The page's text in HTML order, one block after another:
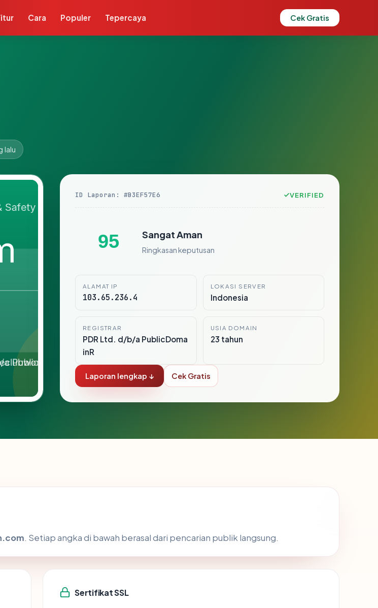
Cara Populer Tepercaya Cek Gratis
lalu
ID Laporan: #B3EF57E6 VERIFIED
95 Sangat Aman
Ringkasan keputusan
ALAMAT IP
103.65.236.4
LOKASI SERVER
Indonesia
REGISTRAR
PDR Ltd. d/b/a PublicDoma
inR
USIA DOMAIN
23 tahun
Laporan lengkap ↓ Cek Gratis
. Setiap angka di bawah berasal dari pencarian publik langsung.
Sertifikat SSL